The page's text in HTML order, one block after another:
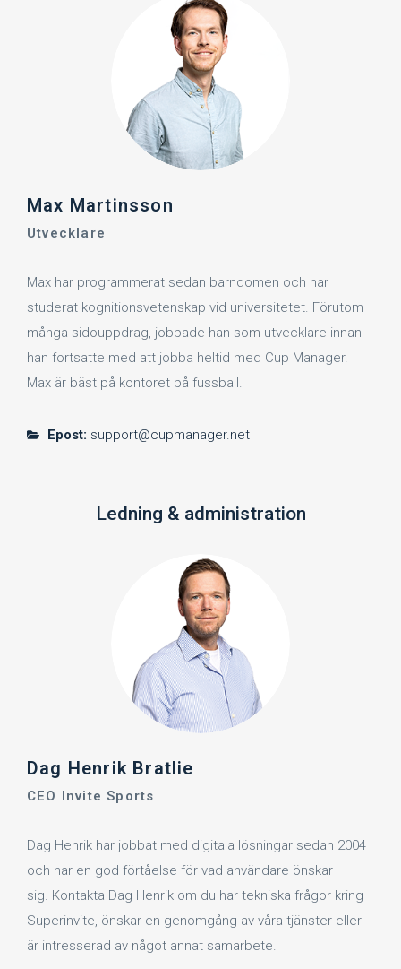
Max Martinsson
Utvecklare
Max har programmerat sedan barndomen och har
studerat kognitionsvetenskap vid universitetet. Förutom
många sidouppdrag, jobbade han som utvecklare innan
han fortsatte med att jobba heltid med Cup Manager.
Max är bäst på kontoret på fussball.
Epost: support@cupmanager.net
Ledning & administration
Dag Henrik Bratlie
CEO Invite Sports
Dag Henrik har jobbat med digitala lösningar sedan 2004
och har en god förtåelse för vad användare önskar
sig. Kontakta Dag Henrik om du har tekniska frågor kring
Superinvite, önskar en genomgång av våra tjänster eller
är intresserad av något annat samarbete.